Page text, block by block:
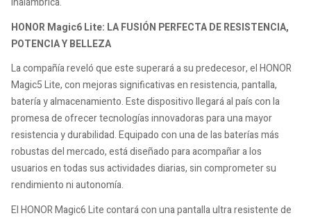
HONOR Magic6 Lite: LA FUSIÓN PERFECTA DE RESISTENCIA,
POTENCIA Y BELLEZA
La compañía reveló que este superará a su predecesor, el HONOR
Magic5 Lite, con mejoras significativas en resistencia, pantalla,
batería y almacenamiento. Este dispositivo llegará al país con la
promesa de ofrecer tecnologías innovadoras para una mayor
resistencia y durabilidad. Equipado con una de las baterías más
robustas del mercado, está diseñado para acompañar a los
usuarios en todas sus actividades diarias, sin comprometer su
rendimiento ni autonomía.
El HONOR Magic6 Lite contará con una pantalla ultra resistente de